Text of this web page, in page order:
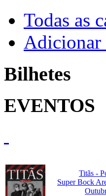
Todas as
Adicionar
Bilhetes
EVENTOS
Titãs -
Super Bock